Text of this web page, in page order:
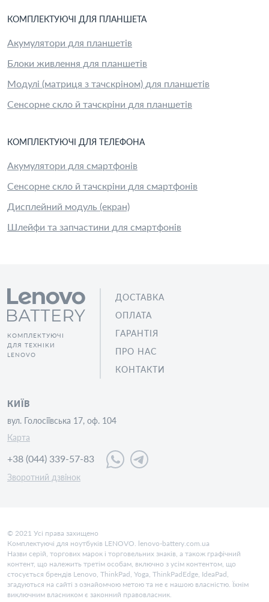
КОМПЛЕКТУЮЧІ ДЛЯ ПЛАНШЕТА
Акумулятори для планшетів
Блоки живлення для планшетів
Модулі (матриця з тачскріном) для планшетів
Сенсорне скло й тачскріни для планшетів
КОМПЛЕКТУЮЧІ ДЛЯ ТЕЛЕФОНА
Акумулятори для смартфонів
Сенсорне скло й тачскріни для смартфонів
Дисплейний модуль (екран)
Шлейфи та запчастини для смартфонів
КОМПЛЕКТУЮЧІ
ДЛЯ ТЕХНІКИ
LENOVO
ДОСТАВКА
ОПЛАТА
ГАРАНТІЯ
ПРО НАС
КОНТАКТИ
КИЇВ
вул. Голосіївська 17, оф. 104
Карта
+38 (044) 339-57-83
Зворотний дзвінок
© 2021 Усі права захищено
Комплектуючі для ноутбуків LENOVO. lenovo-battery.com.ua
Назви серій, торгових марок і торговельних знаків, а також графічний
контент, що належить третім особам, включно з усім контентом, що
стосується брендів Lenovo, ThinkPad, Yoga, ThinkPadEdge, IdeaPad,
згадуються на сайті з ознайомчою метою та не є нашою власністю. Їхнім
виключним власником є законний правовласник.